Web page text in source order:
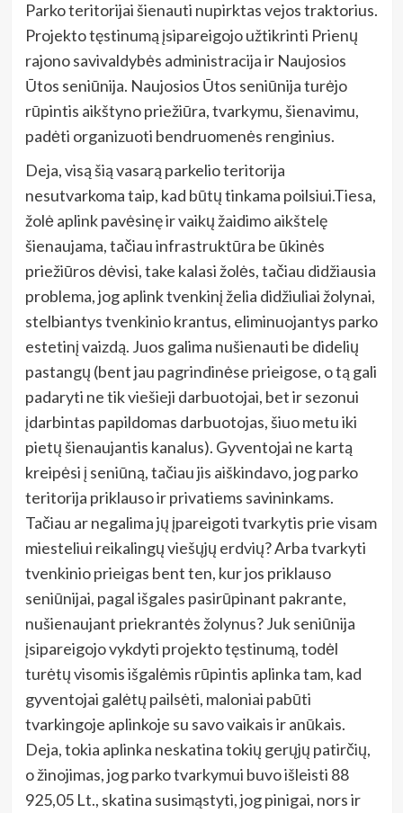
Parko teritorijai šienauti nupirktas vejos traktorius.
Projekto tęstinumą įsipareigojo užtikrinti Prienų
rajono savivaldybės administracija ir Naujosios
Ūtos seniūnija. Naujosios Ūtos seniūnija turėjo
rūpintis aikštyno priežiūra, tvarkymu, šienavimu,
padėti organizuoti bendruomenės renginius.
Deja, visą šią vasarą parkelio teritorija
nesutvarkoma taip, kad būtų tinkama poilsiui.Tiesa,
žolė aplink pavėsinę ir vaikų žaidimo aikštelę
šienaujama, tačiau infrastruktūra be ūkinės
priežiūros dėvisi, take kalasi žolės, tačiau didžiausia
problema, jog aplink tvenkinį želia didžiuliai žolynai,
stelbiantys tvenkinio krantus, eliminuojantys parko
estetinį vaizdą. Juos galima nušienauti be didelių
pastangų (bent jau pagrindinėse prieigose, o tą gali
padaryti ne tik viešieji darbuotojai, bet ir sezonui
įdarbintas papildomas darbuotojas, šiuo metu iki
pietų šienaujantis kanalus). Gyventojai ne kartą
kreipėsi į seniūną, tačiau jis aiškindavo, jog parko
teritorija priklauso ir privatiems savininkams.
Tačiau ar negalima jų įpareigoti tvarkytis prie visam
miesteliui reikalingų viešųjų erdvių? Arba tvarkyti
tvenkinio prieigas bent ten, kur jos priklauso
seniūnijai, pagal išgales pasirūpinant pakrante,
nušienaujant priekrantės žolynus? Juk seniūnija
įsipareigojo vykdyti projekto tęstinumą, todėl
turėtų visomis išgalėmis rūpintis aplinka tam, kad
gyventojai galėtų pailsėti, maloniai pabūti
tvarkingoje aplinkoje su savo vaikais ir anūkais.
Deja, tokia aplinka neskatina tokių gerųjų patirčių,
o žinojimas, jog parko tvarkymui buvo išleisti 88
925,05 Lt., skatina susimąstyti, jog pinigai, nors ir